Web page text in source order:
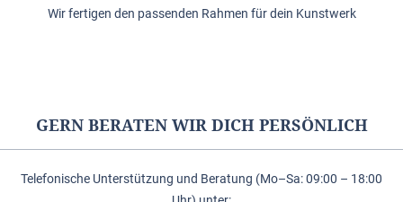
Wir fertigen den passenden Rahmen für dein Kunstwerk
GERN BERATEN WIR DICH PERSÖNLICH
Telefonische Unterstützung und Beratung (Mo–Sa: 09:00 – 18:00